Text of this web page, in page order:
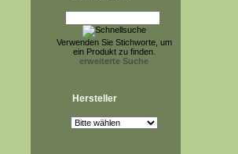
Verwenden Sie Stichworte, um
ein Produkt zu finden.
erweiterte Suche
Hersteller